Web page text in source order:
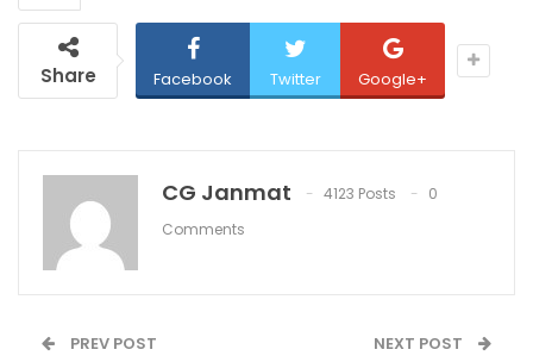
Share Facebook Twitter Google+
CG Janmat 4123 Posts
0
Comments
PREV POST NEXT POST